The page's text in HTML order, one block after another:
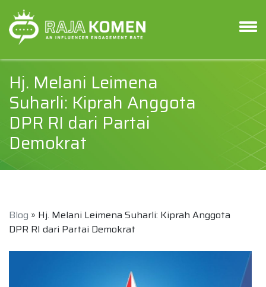
Hj. Melani Leimena
Suharli: Kiprah Anggota
DPR RI dari Partai
Demokrat
Blog » Hj. Melani Leimena Suharli: Kiprah Anggota
DPR RI dari Partai Demokrat